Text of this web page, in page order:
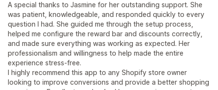
A special thanks to Jasmine for her outstanding support. She
was patient, knowledgeable, and responded quickly to every
question I had. She guided me through the setup process,
helped me configure the reward bar and discounts correctly,
and made sure everything was working as expected. Her
professionalism and willingness to help made the entire
experience stress-free.
I highly recommend this app to any Shopify store owner
looking to improve conversions and provide a better shopping